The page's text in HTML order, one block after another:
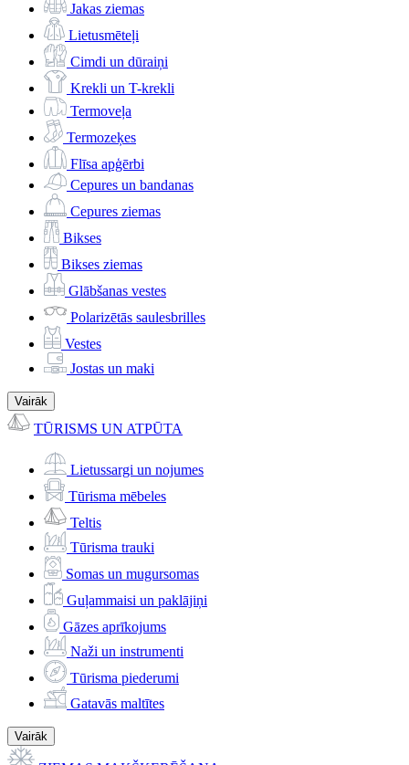
Jakas ziemas
Lietusmēteļi
Cimdi un dūraiņi
Krekli un T-krekli
Termoveļa
Termozeķes
Flīsa apģērbi
Cepures un bandanas
Cepures ziemas
Bikses
Bikses ziemas
Glābšanas vestes
Polarizētās saulesbrilles
Vestes
Jostas un maki
Vairāk
TŪRISMS UN ATPŪTA
Lietussargi un nojumes
Tūrisma mēbeles
Teltis
Tūrisma trauki
Somas un mugursomas
Guļammaisi un paklājiņi
Gāzes aprīkojums
Naži un instrumenti
Tūrisma piederumi
Gatavās maltītes
Vairāk